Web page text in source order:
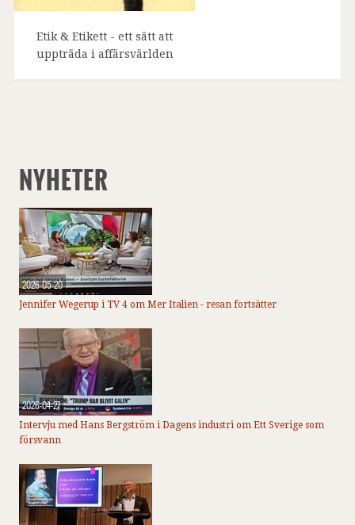
Etik & Etikett - ett sätt att
uppträda i affärsvärlden
NYHETER
2026-05-20
Jennifer Wegerup i TV 4 om Mer Italien - resan fortsätter
2026-04-27
Intervju med Hans Bergström i Dagens industri om Ett Sverige som
försvann